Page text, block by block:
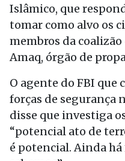
Islâmico, que
tomar como alvo os
membros da
Amaq, órgão de
O agente do FBI que
forças de segurança
disse que investiga
“potencial ato de
é potencial. Ainda